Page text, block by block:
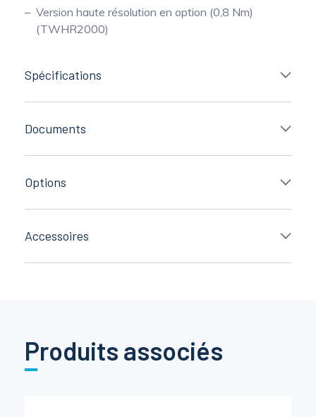
Version haute résolution en option (0,8 Nm)
(TWHR2000)
Spécifications
Documents
Options
Accessoires
Produits associés